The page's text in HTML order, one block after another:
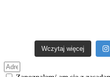
Wczytaj więcej